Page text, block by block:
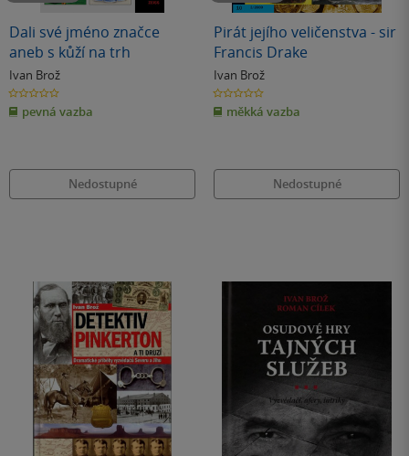
Dali své jméno značce
aneb s kůží na trh
Ivan Brož
0.0
z
5
hvězdiček
pevná vazba
Nedostupné
Pirát jejího veličenstva - sir
Francis Drake
Ivan Brož
0.0
z
5
hvězdiček
měkká vazba
Nedostupné